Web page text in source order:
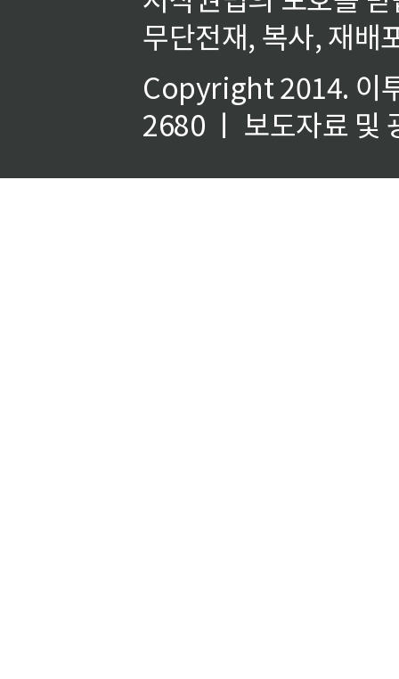
무단전재, 복사, 재배
Copyright 2014. 이
2680 ㅣ 보도자료